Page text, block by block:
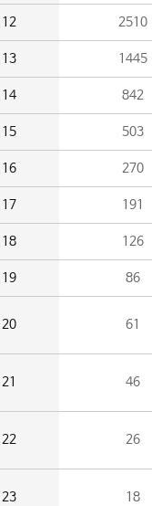
12 2510
13 1445
14 842
15 503
16 270
17 191
18 126
19 86
20 61
21 46
22 26
23 18